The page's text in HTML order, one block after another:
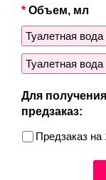
Объем, мл
Туалетная
Туалетная
Для
предзаказ:
Предзаказ на